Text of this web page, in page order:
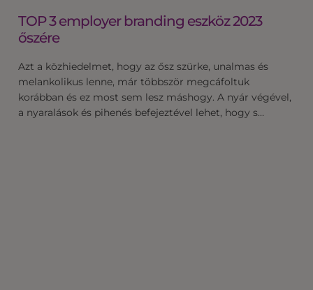
TOP 3 employer branding eszköz 2023
őszére
Azt a közhiedelmet, hogy az ősz szürke, unalmas és
melankolikus lenne, már többször megcáfoltuk
korábban és ez most sem lesz máshogy. A nyár végével,
a nyaralások és pihenés befejeztével lehet, hogy s…